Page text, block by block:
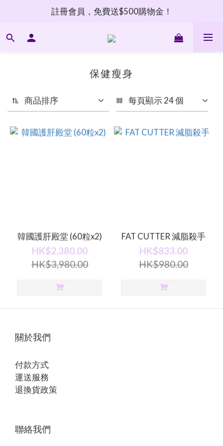
註冊會員，免費送$500購物金！
保健瘦身
商品排序 每頁顯示 24 個
韓國護肝殿堂 (60粒x2)
HK$2,380.00
HK$3,980.00
FAT CUTTER 減脂殺手
HK$833.00
HK$980.00
關於我們
付款方式
運送服務
退換貨政策
聯絡我們